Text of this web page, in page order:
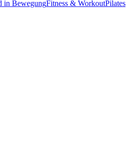
in BewegungFitness & WorkoutPilates